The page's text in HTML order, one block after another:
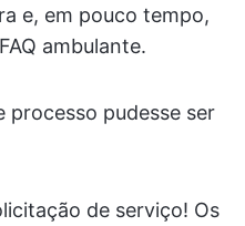
e, em pouco tempo,
ambulante.
processo pudesse ser
de serviço! Os